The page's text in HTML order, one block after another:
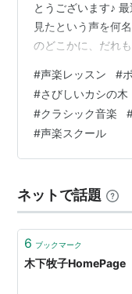
とうございます♪
見たという声を何
のどこかに、だれ
とちょっとびっく
☺️ ご感想の内容も
してくださった方
くださった方もい
も演奏する視点で
#声楽レッスン #
#さびしいカシの木
#クラシック音楽
#声楽スクール
ネットで話題
6 ブックマーク
木下牧子HomePage